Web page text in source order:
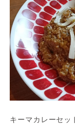
キーマカレーセッ